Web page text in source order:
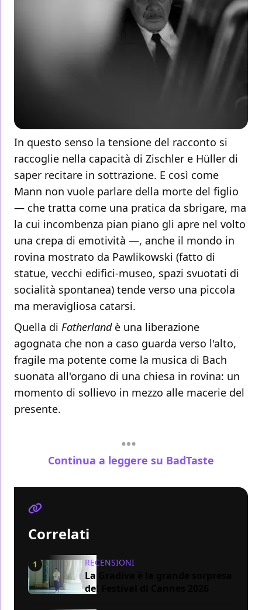
In questo senso la tensione del racconto si
raccoglie nella capacità di Zischler e Hüller di
saper recitare in sottrazione. E così come
Mann non vuole parlare della morte del figlio
— che tratta come una pratica da sbrigare, ma
la cui incombenza pian piano gli apre nel volto
una crepa di emotività —, anche il mondo in
rovina mostrato da Pawlikowski (fatto di
statue, vecchi edifici-museo, spazi svuotati di
socialità spontanea) tende verso una piccola
ma meravigliosa catarsi.
Quella di Fatherlandè una liberazione
agognata che non a caso guarda verso l'alto,
fragile ma potente come la musica di Bach
suonata all'organo di una chiesa in rovina: un
momento di sollievo in mezzo alle macerie del
presente.
Continua a leggere su BadTaste
Correlati
1 RECENSIONI
La Gradiva è la grande sorpresa
del Festival di Cannes 2026